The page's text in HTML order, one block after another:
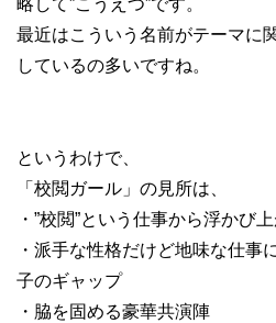
略して”こうえつ”です。
最近はこういう名前がテーマに
しているの多いですね。
というわけで、
「校閲ガール」の見所は、
・”校閲”という仕事から浮かび
・派手な性格だけど地味な仕事
子のギャップ
・脇を固める豪華共演陣